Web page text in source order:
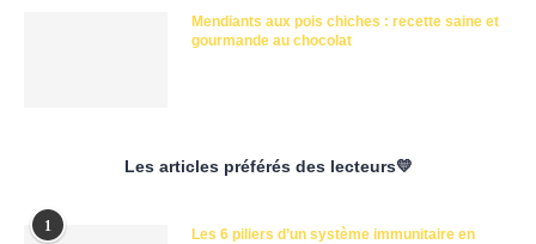
Mendiants aux pois chiches : recette saine et
gourmande au chocolat
Les articles préférés des lecteurs💛
1
Les 6 piliers d’un système immunitaire en